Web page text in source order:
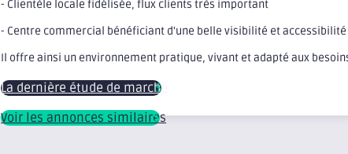
- Clientèle locale fidélisée, flux clients très important
- Centre commercial bénéficiant d'une belle visibilité et
Il offre ainsi un environnement pratique, vivant et adapté aux
La dernière étude de marché
Voir les annonces similaires